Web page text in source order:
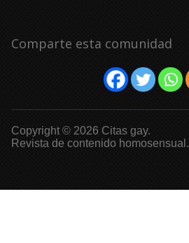
Comparte esta comunidad
Copyright © 2026 Citas gay.
Revista de contenido homosensual.